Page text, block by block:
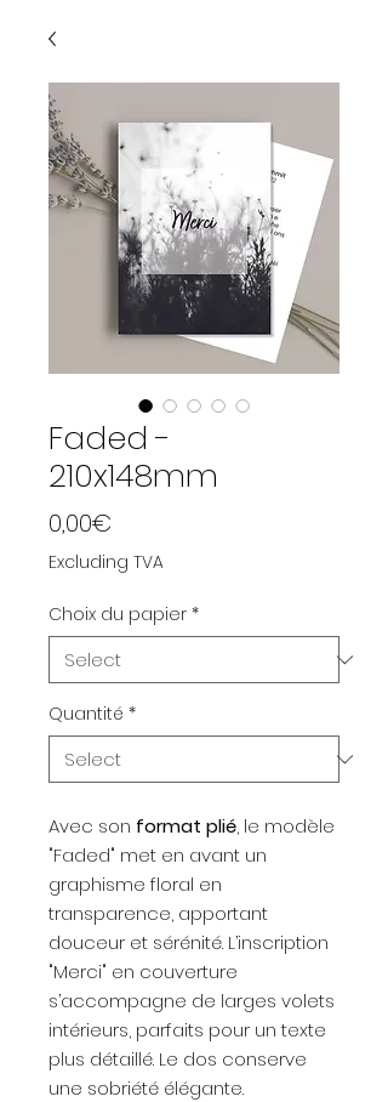
Faded -
210x148mm
0,00€
Excluding TVA
Choix du papier *
Quantité *
Avec son format plié, le modèle
"Faded" met en avant un
graphisme floral en
transparence, apportant
douceur et sérénité. L’inscription
"Merci" en couverture
s’accompagne de larges volets
intérieurs, parfaits pour un texte
plus détaillé. Le dos conserve
une sobriété élégante.